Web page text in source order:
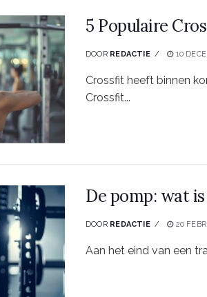
5 Populaire
DOOR REDACTIE 10
Crossfit heeft binnen
Crossfit...
De pomp: wat
DOOR REDACTIE 20
Aan het eind van een